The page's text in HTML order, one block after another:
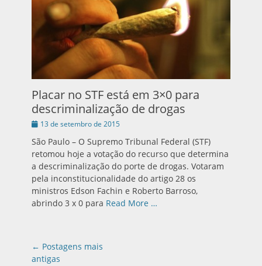
Placar no STF está em 3×0 para
descriminalização de drogas
Publicado
13 de setembro de 2015
São Paulo – O Supremo Tribunal Federal (STF)
retomou hoje a votação do recurso que determina
a descriminalização do porte de drogas. Votaram
pela inconstitucionalidade do artigo 28 os
ministros Edson Fachin e Roberto Barroso,
abrindo 3 x 0 para Read More …
Navegação
das
← Postagens mais
antigas